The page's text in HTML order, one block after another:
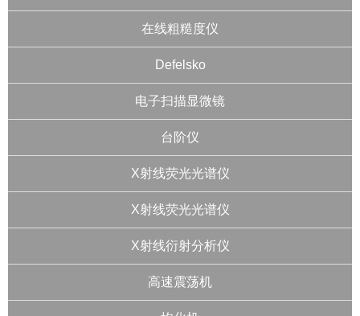
在线粗糙度仪
Defelsko
电子扫描显微镜
台阶仪
X射线荧光光谱仪
X射线荧光光谱仪
X射线衍射分析仪
高速震荡机